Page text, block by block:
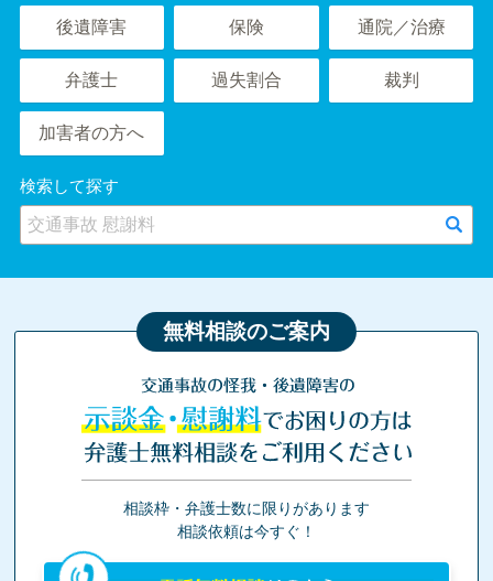
後遺障害 保険 通院／治療
弁護士 過失割合 裁判
加害者の方へ
検索して探す
無料相談のご案内
交通事故の怪我・後遺障害の
示談金・慰謝料でお困りの方は
弁護士無料相談をご利用ください
相談枠・弁護士数に限りがあります
相談依頼は今すぐ！